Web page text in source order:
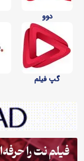
دوو
گپ فیلم